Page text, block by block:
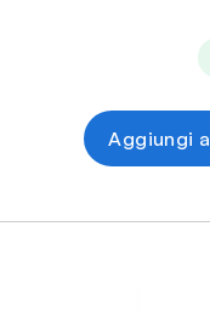
Aggiungi